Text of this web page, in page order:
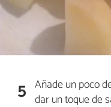
5 Añade un poco
dar un toque de